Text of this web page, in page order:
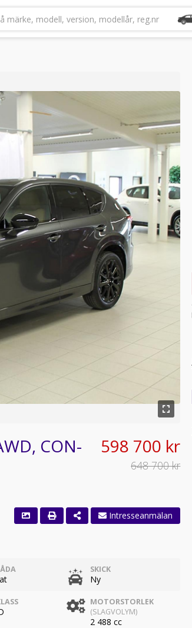
märke, modell, version, modellår, reg.nr
CON-
598 700 kr
648 700 kr
SKICK
Ny
MOTORSTORLEK
(SLAGVOLYM)
2 488 cc